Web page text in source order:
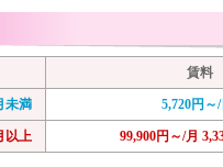
賃料
未満 5,720円～
以上 99,900円～/月